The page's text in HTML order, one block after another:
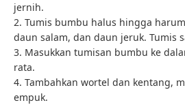
jernih.
2. Tumis bumbu halus hingga
daun salam, dan daun jeruk. Tumis
3. Masukkan tumisan bumbu ke
rata.
4. Tambahkan wortel dan kentang,
empuk.